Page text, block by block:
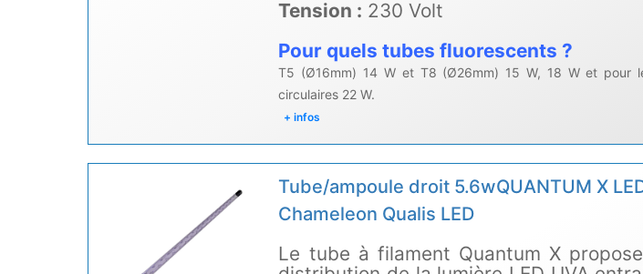
Tension : 230 Volt
Pour quels tubes fluorescents ?
T5 (Ø16mm) 14 W et T8 (Ø26mm) 15 W, 18 W et pour
circulaires 22 W.
+ infos
Tube/ampoule droit 5.6wQUANTUM X
Chameleon Qualis LED
Le tube à filament Quantum X